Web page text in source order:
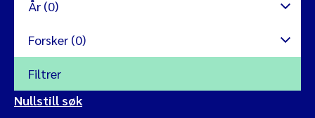
År (0)
Forsker (0)
Filtrer
Nullstill søk